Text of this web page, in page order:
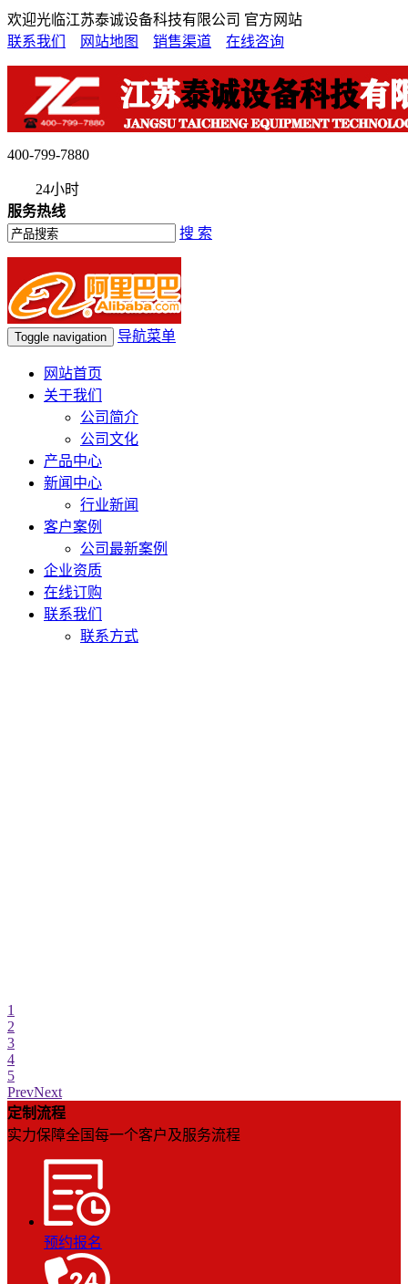
欢迎光临江苏泰诚设备科技有限公司 官方网站
联系我们
网站地图 销售渠道 在线咨询
400-799-7880
24小时
服务热线
搜 索
Toggle navigation 导航菜单
网站首页
关于我们
公司简介
公司文化
产品中心
新闻中心
行业新闻
客户案例
公司最新案例
企业资质
在线订购
联系我们
联系方式
1
2
3
4
5
PrevNext
定制流程
实力保障全国每一个客户及服务流程
预约报名